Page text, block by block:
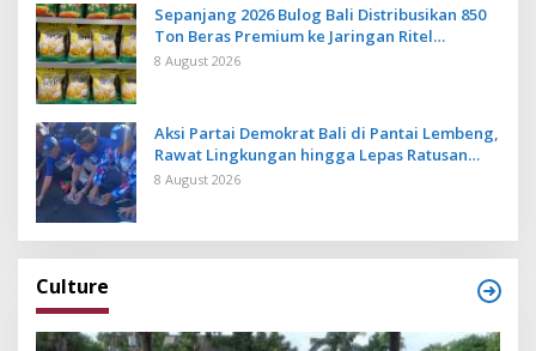
Sepanjang 2026 Bulog Bali Distribusikan 850
Ton Beras Premium ke Jaringan Ritel
Moderen
8 August 2026
Aksi Partai Demokrat Bali di Pantai Lembeng,
Rawat Lingkungan hingga Lepas Ratusan
Tukik Bedawang Nala
8 August 2026
Culture